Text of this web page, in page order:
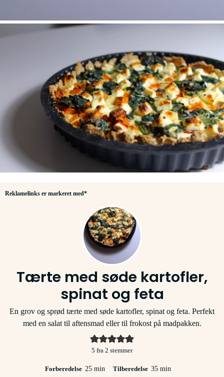
Reklamelinks er markeret med*
Tærte med søde kartofler,
spinat og feta
En grov og sprød tærte med søde kartofler, spinat og feta. Perfekt
med en salat til aftensmad eller til frokost på madpakken.
5 fra 2 stemmer
Forberedelse 25minutter
min Tilberedelse 35minutter
min